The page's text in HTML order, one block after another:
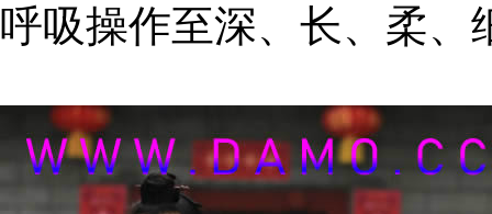
呼吸操作至深、长、柔、